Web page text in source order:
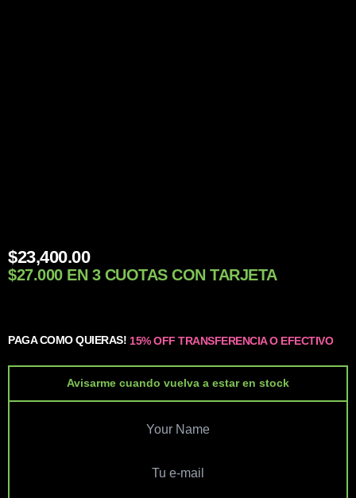
$23,400.00
$27.000 EN 3 CUOTAS CON TARJETA
PAGA COMO QUIERAS! 15% OFF TRANSFERENCIA O EFECTIVO
Avisarme cuando vuelva a estar en stock